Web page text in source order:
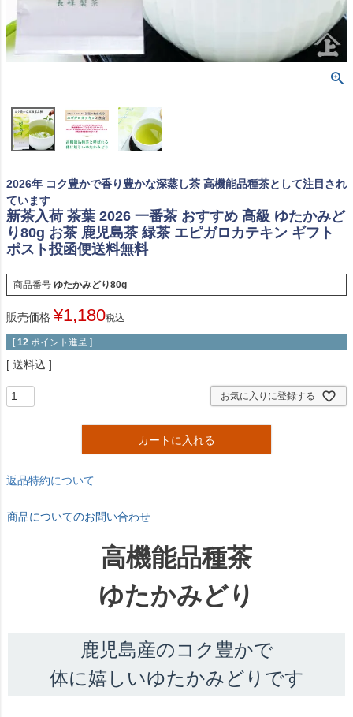
2026年 コク豊かで香り豊かな深蒸し茶 高機能品種茶として注目され
ています
新茶入荷 茶葉 2026 一番茶 おすすめ 高級 ゆたかみど
り80g お茶 鹿児島茶 緑茶 エピガロカテキン ギフト
ポスト投函便送料無料
商品番号 ゆたかみどり80g
販売価格 ¥1,180税込
[ 12 ポイント進呈 ]
送料込
お気に入りに登録する
カートに入れる
返品特約について
商品についてのお問い合わせ
高機能品種茶
ゆたかみどり
鹿児島産のコク豊かで
体に嬉しいゆたかみどりです